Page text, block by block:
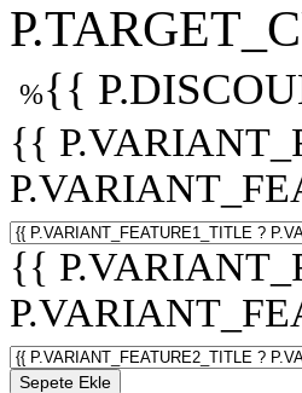
%{{
{{
{{
Sepete Ekle